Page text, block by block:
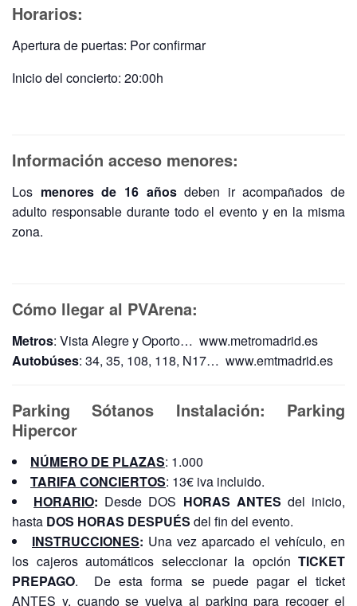
Horarios:
Apertura de puertas: Por confirmar
Inicio del concierto: 20:00h
Información acceso menores:
Los menores de 16 añosdeben ir acompañados de
adulto responsable durante todo el evento y en la misma
zona.
Cómo llegar al PVArena:
Metros: Vista Alegre y Oporto… www.metromadrid.es
Autobúses: 34, 35, 108, 118, N17… www.emtmadrid.es
Parking Sótanos Instalación: Parking
Hipercor
NÚMERO DE PLAZAS: 1.000
TARIFA CONCIERTOS: 13€ iva incluido.
HORARIO: Desde DOS HORAS ANTES del inicio,
hasta DOS HORAS DESPUÉS del fin del evento.
INSTRUCCIONES: Una vez aparcado el vehículo, en
los cajeros automáticos seleccionar la opción TICKET
PREPAGO. De esta forma se puede pagar el ticket
ANTES y, cuando se vuelva al parking para recoger el